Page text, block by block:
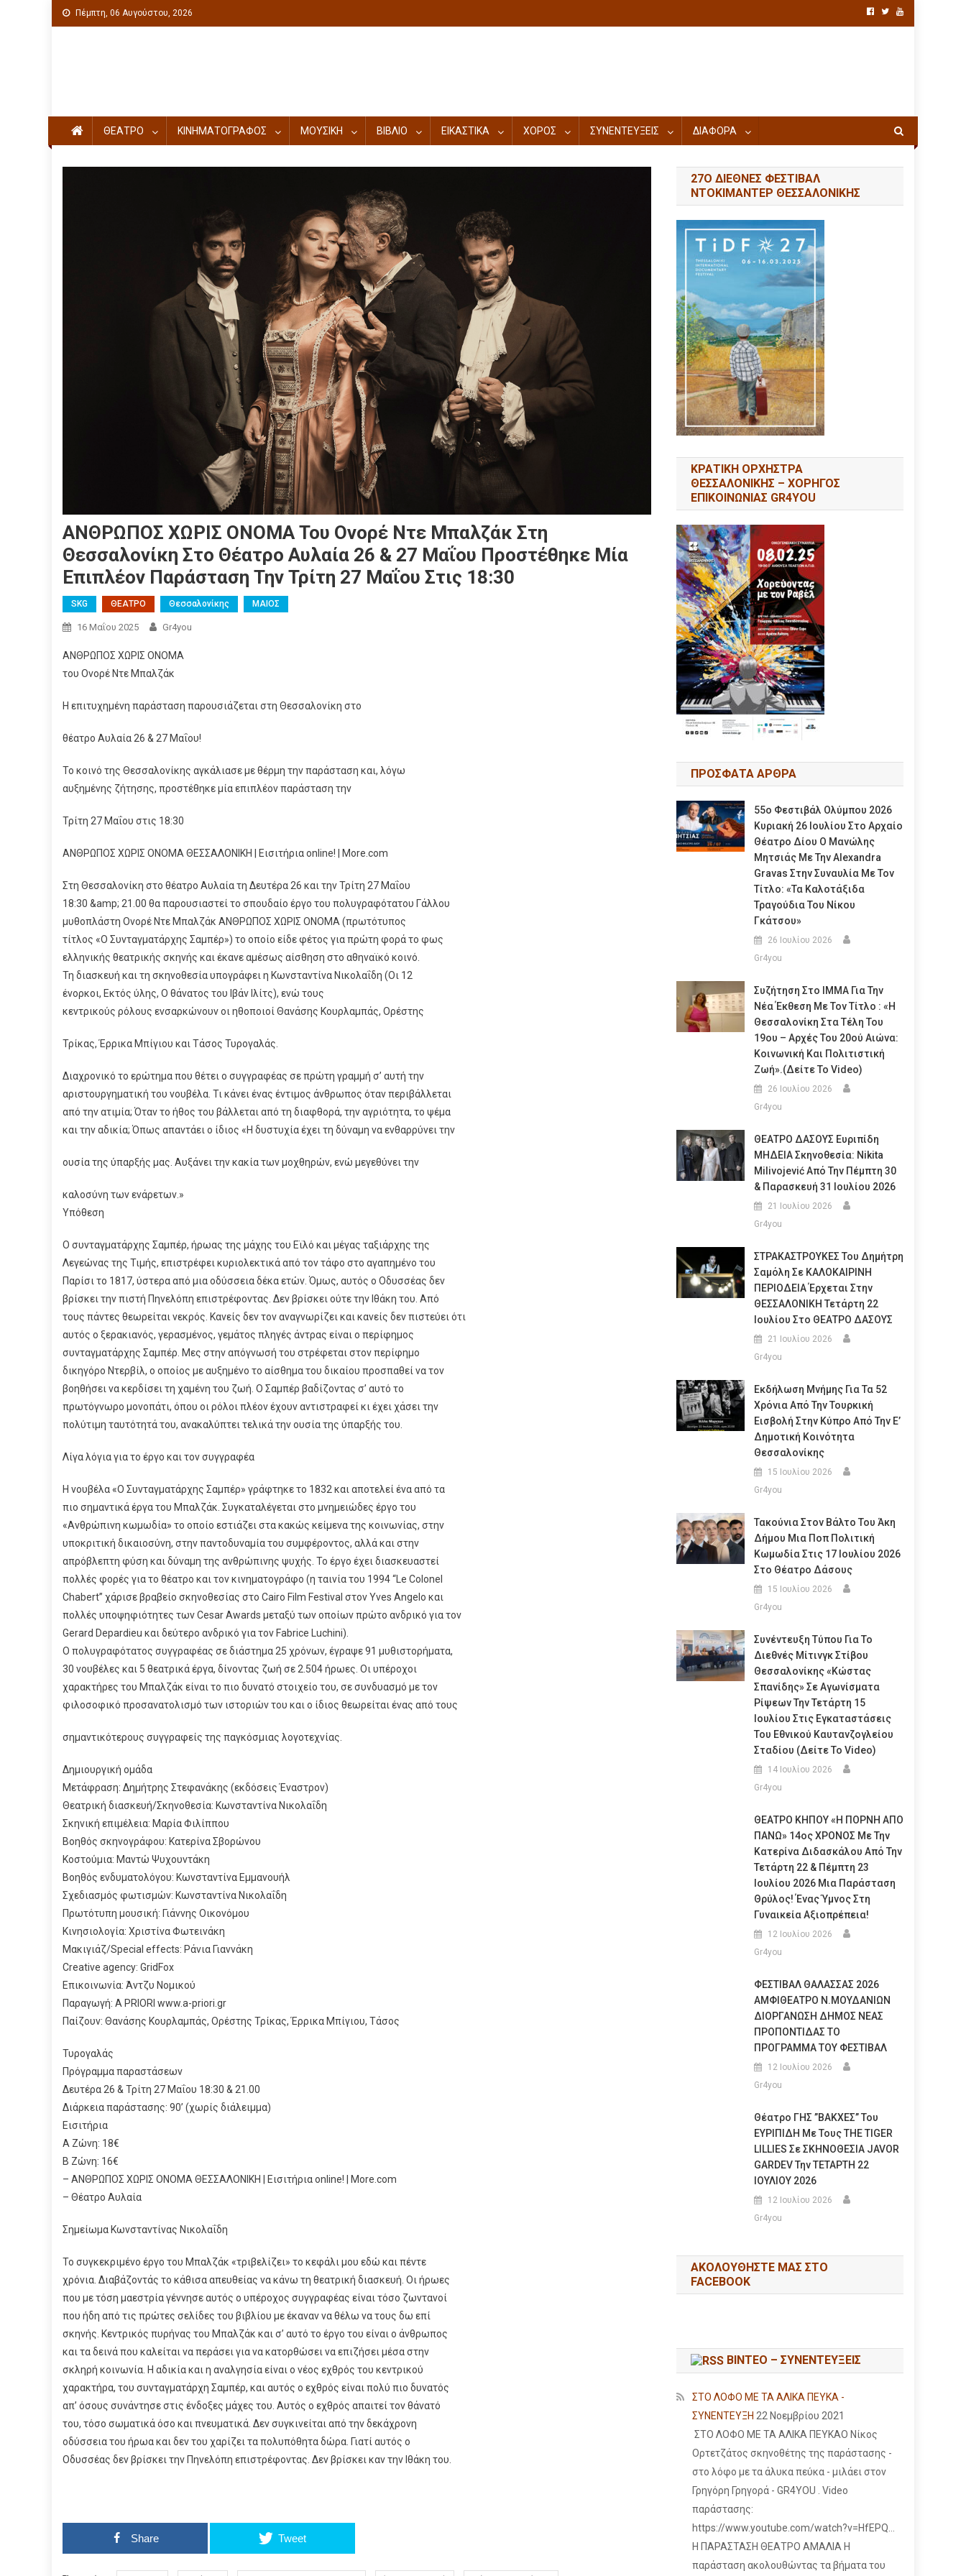
Πέμπτη, 06 Αυγούστου, 2026
ΘΕΑΤΡΟ ΚΙΝΗΜΑΤΟΓΡΑΦΟΣ ΜΟΥΣΙΚΗ ΒΙΒΛΙΟ ΕΙΚΑΣΤΙΚΑ ΧΟΡΟΣ ΣΥΝΕΝΤΕΥΞΕΙΣ ΔΙΑΦΟΡΑ
ΑΝΘΡΩΠΟΣ ΧΩΡΙΣ ΟΝΟΜΑ Του Ονορέ Ντε Μπαλζάκ Στη
Θεσσαλονίκη Στο Θέατρο Αυλαία 26 & 27 Μαΐου Προστέθηκε Μία
Επιπλέον Παράσταση Την Τρίτη 27 Μαΐου Στις 18:30
SKG ΘΕΑΤΡΟ Θεσσαλονίκης ΜΑΙΟΣ
16 Μαΐου 2025 Gr4you
ΑΝΘΡΩΠΟΣ ΧΩΡΙΣ ΟΝΟΜΑ
του Ονορέ Ντε Μπαλζάκ
Η επιτυχημένη παράσταση παρουσιάζεται στη Θεσσαλονίκη στο
θέατρο Αυλαία 26 & 27 Μαΐου!
Το κοινό της Θεσσαλονίκης αγκάλιασε με θέρμη την παράσταση και, λόγω
αυξημένης ζήτησης, προστέθηκε μία επιπλέον παράσταση την
Τρίτη 27 Μαΐου στις 18:30
ΑΝΘΡΩΠΟΣ ΧΩΡΙΣ ΟΝΟΜΑ ΘΕΣΣΑΛΟΝΙΚΗ | Εισιτήρια online! | More.com
Στη Θεσσαλονίκη στο θέατρο Αυλαία τη Δευτέρα 26 και την Τρίτη 27 Μαΐου
18:30 &amp; 21.00 θα παρουσιαστεί το σπουδαίο έργο του πολυγραφότατου Γάλλου
μυθοπλάστη Ονορέ Ντε Μπαλζάκ ΑΝΘΡΩΠΟΣ ΧΩΡΙΣ ΟΝΟΜΑ (πρωτότυπος
τίτλος «Ο Συνταγματάρχης Σαμπέρ») το οποίο είδε φέτος για πρώτη φορά το φως
ελληνικής θεατρικής σκηνής και έκανε αμέσως αίσθηση στο αθηναϊκό κοινό.
Τη διασκευή και τη σκηνοθεσία υπογράφει η Κωνσταντίνα Νικολαΐδη (Οι 12
ένορκοι, Εκτός ύλης, Ο θάνατος του Ιβάν Ιλίτς), ενώ τους
κεντρικούς ρόλους ενσαρκώνουν οι ηθοποιοί Θανάσης Κουρλαμπάς, Ορέστης
Τρίκας, Έρρικα Μπίγιου και Τάσος Τυρογαλάς.
Διαχρονικό το ερώτημα που θέτει ο συγγραφέας σε πρώτη γραμμή σ’ αυτή την
αριστουργηματική του νουβέλα. Τι κάνει ένας έντιμος άνθρωπος όταν περιβάλλεται
από την ατιμία; Όταν το ήθος του βάλλεται από τη διαφθορά, την αγριότητα, το ψέμα
και την αδικία; Όπως απαντάει ο ίδιος «Η δυστυχία έχει τη δύναμη να ενθαρρύνει την
ουσία της ύπαρξής μας. Αυξάνει την κακία των μοχθηρών, ενώ μεγεθύνει την
καλοσύνη των ενάρετων.»
Υπόθεση
Ο συνταγματάρχης Σαμπέρ, ήρωας της μάχης του Εϊλό και μέγας ταξιάρχης της
Λεγεώνας της Τιμής, επιστρέφει κυριολεκτικά από τον τάφο στο αγαπημένο του
Παρίσι το 1817, ύστερα από μια οδύσσεια δέκα ετών. Όμως, αυτός ο Οδυσσέας δεν
βρίσκει την πιστή Πηνελόπη επιστρέφοντας. Δεν βρίσκει ούτε την Ιθάκη του. Από
τους πάντες θεωρείται νεκρός. Κανείς δεν τον αναγνωρίζει και κανείς δεν πιστεύει ότι
αυτός ο ξερακιανός, γερασμένος, γεμάτος πληγές άντρας είναι ο περίφημος
συνταγματάρχης Σαμπέρ. Μες στην απόγνωσή του στρέφεται στον περίφημο
δικηγόρο Ντερβίλ, ο οποίος με αυξημένο το αίσθημα του δικαίου προσπαθεί να τον
βοηθήσει να κερδίσει τη χαμένη του ζωή. Ο Σαμπέρ βαδίζοντας σ’ αυτό το
πρωτόγνωρο μονοπάτι, όπου οι ρόλοι πλέον έχουν αντιστραφεί κι έχει χάσει την
πολύτιμη ταυτότητά του, ανακαλύπτει τελικά την ουσία της ύπαρξής του.
Λίγα λόγια για το έργο και τον συγγραφέα
Η νουβέλα «Ο Συνταγματάρχης Σαμπέρ» γράφτηκε το 1832 και αποτελεί ένα από τα
πιο σημαντικά έργα του Μπαλζάκ. Συγκαταλέγεται στο μνημειώδες έργο του
«Ανθρώπινη κωμωδία» το οποίο εστιάζει στα κακώς κείμενα της κοινωνίας, στην
υποκριτική δικαιοσύνη, στην παντοδυναμία του συμφέροντος, αλλά και στην
απρόβλεπτη φύση και δύναμη της ανθρώπινης ψυχής. Το έργο έχει διασκευαστεί
πολλές φορές για το θέατρο και τον κινηματογράφο (η ταινία του 1994 “Le Colonel
Chabert” χάρισε βραβείο σκηνοθεσίας στο Cairo Film Festival στον Yves Angelo και
πολλές υποψηφιότητες των Cesar Awards μεταξύ των οποίων πρώτο ανδρικό για τον
Gerard Depardieu και δεύτερο ανδρικό για τον Fabrice Luchini).
Ο πολυγραφότατος συγγραφέας σε διάστημα 25 χρόνων, έγραψε 91 μυθιστορήματα,
30 νουβέλες και 5 θεατρικά έργα, δίνοντας ζωή σε 2.504 ήρωες. Οι υπέροχοι
χαρακτήρες του Μπαλζάκ είναι το πιο δυνατό στοιχείο του, σε συνδυασμό με τον
φιλοσοφικό προσανατολισμό των ιστοριών του και ο ίδιος θεωρείται ένας από τους
σημαντικότερους συγγραφείς της παγκόσμιας λογοτεχνίας.
Δημιουργική ομάδα
Μετάφραση: Δημήτρης Στεφανάκης (εκδόσεις Έναστρον)
Θεατρική διασκευή/Σκηνοθεσία: Κωνσταντίνα Νικολαΐδη
Σκηνική επιμέλεια: Μαρία Φιλίππου
Βοηθός σκηνογράφου: Κατερίνα Σβορώνου
Κοστούμια: Μαντώ Ψυχουντάκη
Βοηθός ενδυματολόγου: Κωνσταντίνα Εμμανουήλ
Σχεδιασμός φωτισμών: Κωνσταντίνα Νικολαΐδη
Πρωτότυπη μουσική: Γιάννης Οικονόμου
Κινησιολογία: Χριστίνα Φωτεινάκη
Μακιγιάζ/Special effects: Ράνια Γιαννάκη
Creative agency: GridFox
Επικοινωνία: Άντζυ Νομικού
Παραγωγή: A PRIORI www.a-priori.gr
Παίζουν: Θανάσης Κουρλαμπάς, Ορέστης Τρίκας, Έρρικα Μπίγιου, Τάσος
Τυρογαλάς
Πρόγραμμα παραστάσεων
Δευτέρα 26 & Τρίτη 27 Μαΐου 18:30 & 21.00
Διάρκεια παράστασης: 90’ (χωρίς διάλειμμα)
Εισιτήρια
Α Ζώνη: 18€
Β Ζώνη: 16€
– ΑΝΘΡΩΠΟΣ ΧΩΡΙΣ ΟΝΟΜΑ ΘΕΣΣΑΛΟΝΙΚΗ | Εισιτήρια online! | More.com
– Θέατρο Αυλαία
Σημείωμα Κωνσταντίνας Νικολαΐδη
Το συγκεκριμένο έργο του Μπαλζάκ «τριβελίζει» το κεφάλι μου εδώ και πέντε
χρόνια. Διαβάζοντάς το κάθισα απευθείας να κάνω τη θεατρική διασκευή. Οι ήρωες
που με τόση μαεστρία γέννησε αυτός ο υπέροχος συγγραφέας είναι τόσο ζωντανοί
που ήδη από τις πρώτες σελίδες του βιβλίου με έκαναν να θέλω να τους δω επί
σκηνής. Κεντρικός πυρήνας του Μπαλζάκ και σ’ αυτό το έργο του είναι ο άνθρωπος
και τα δεινά που καλείται να περάσει για να κατορθώσει να επιζήσει μέσα στην
σκληρή κοινωνία. Η αδικία και η αναλγησία είναι ο νέος εχθρός του κεντρικού
χαρακτήρα, του συνταγματάρχη Σαμπέρ, και αυτός ο εχθρός είναι πολύ πιο δυνατός
απ’ όσους συνάντησε στις ένδοξες μάχες του. Αυτός ο εχθρός απαιτεί τον θάνατό
του, τόσο σωματικά όσο και πνευματικά. Δεν συγκινείται από την δεκάχρονη
οδύσσεια του ήρωα και δεν του χαρίζει τα πολυπόθητα δώρα. Γιατί αυτός ο
Οδυσσέας δεν βρίσκει την Πηνελόπη επιστρέφοντας. Δεν βρίσκει καν την Ιθάκη του.
Share Tweet
27Ο ΔΙΕΘΝΕΣ ΦΕΣΤΙΒΑΛ
ΝΤΟΚΙΜΑΝΤΕΡ ΘΕΣΣΑΛΟΝΙΚΗΣ
ΚΡΑΤΙΚΗ ΟΡΧΗΣΤΡΑ
ΘΕΣΣΑΛΟΝΙΚΗΣ – ΧΟΡΗΓΟΣ
ΕΠΙΚΟΙΝΩΝΙΑΣ GR4YOU
ΠΡΟΣΦΑΤΑ ΑΡΘΡΑ
55ο Φεστιβάλ Ολύμπου 2026
Κυριακή 26 Ιουλίου Στο Αρχαίο
Θέατρο Δίου Ο Μανώλης
Μητσιάς Με Την Alexandra
Gravas Στην Συναυλία Με Τον
Τίτλο: «τα Καλοτάξιδα
Τραγούδια Του Νίκου
Γκάτσου»
26 Ιουλίου 2026
Gr4you
Συζήτηση Στο ΙΜΜΑ Για Την
Νέα Έκθεση Με Τον Τίτλο : «Η
Θεσσαλονίκη Στα Τέλη Του
19ου – Αρχές Του 20ού Αιώνα:
Κοινωνική Και Πολιτιστική
Ζωή».(Δείτε Το Video)
26 Ιουλίου 2026
Gr4you
ΘΕΑΤΡΟ ΔΑΣΟΥΣ Ευριπίδη
ΜΗΔΕΙΑ Σκηνοθεσία: Nikita
Milivojević Από Την Πέμπτη 30
& Παρασκευή 31 Ιουλίου 2026
21 Ιουλίου 2026
Gr4you
ΣΤΡΑΚΑΣΤΡΟΥΚΕΣ Του Δημήτρη
Σαμόλη Σε ΚΑΛΟΚΑΙΡΙΝΗ
ΠΕΡΙΟΔΕΙΑ Έρχεται Στην
ΘΕΣΣΑΛΟΝΙΚΗ Τετάρτη 22
Ιουλίου Στο ΘΕΑΤΡΟ ΔΑΣΟΥΣ
21 Ιουλίου 2026
Gr4you
Εκδήλωση Μνήμης Για Τα 52
Χρόνια Από Την Τουρκική
Εισβολή Στην Κύπρο Από Την Ε’
Δημοτική Κοινότητα
Θεσσαλονίκης
15 Ιουλίου 2026
Gr4you
Τακούνια Στον Βάλτο Του Άκη
Δήμου Μια Ποπ Πολιτική
Κωμωδία Στις 17 Ιουλίου 2026
Στο Θέατρο Δάσους
15 Ιουλίου 2026
Gr4you
Συνέντευξη Τύπου Για Το
Διεθνές Μίτινγκ Στίβου
Θεσσαλονίκης «Κώστας
Σπανίδης» Σε Αγωνίσματα
Ρίψεων Την Τετάρτη 15
Ιουλίου Στις Εγκαταστάσεις
Του Εθνικού Καυτανζογλείου
Σταδίου (Δείτε Το Video)
14 Ιουλίου 2026
Gr4you
ΘΕΑΤΡΟ ΚΗΠΟΥ «Η ΠΟΡΝΗ ΑΠΟ
ΠΑΝΩ» 14ος ΧΡΟΝΟΣ Με Την
Κατερίνα Διδασκάλου Από Την
Τετάρτη 22 & Πέμπτη 23
Ιουλίου 2026 Μια Παράσταση
Θρύλος! Ένας Ύμνος Στη
Γυναικεία Αξιοπρέπεια!
12 Ιουλίου 2026
Gr4you
ΦΕΣΤΙΒΑΛ ΘΑΛΑΣΣΑΣ 2026
ΑΜΦΙΘΕΑΤΡΟ Ν.ΜΟΥΔΑΝΙΩΝ
ΔΙΟΡΓΑΝΩΣΗ ΔΗΜΟΣ ΝΕΑΣ
ΠΡΟΠΟΝΤΙΔΑΣ ΤΟ
ΠΡΟΓΡΑΜΜΑ ΤΟΥ ΦΕΣΤΙΒΑΛ
12 Ιουλίου 2026
Gr4you
Θέατρο ΓΗΣ ”ΒΑΚΧΕΣ” Του
ΕΥΡΙΠΙΔΗ Με Τους THE TIGER
LILLIES Σε ΣΚΗΝΟΘΕΣΙΑ JAVOR
GARDEV Την ΤΕΤΑΡΤΗ 22
ΙΟΥΛΙΟΥ 2026
12 Ιουλίου 2026
Gr4you
ΑΚΟΛΟΥΘΉΣΤΕ ΜΑΣ ΣΤΟ
FACEBOOK
ΒΙΝΤΕΟ – ΣΥΝΕΝΤΕΥΞΕΙΣ
ΣΤΟ ΛΟΦΟ ΜΕ ΤΑ ΑΛΙΚΑ ΠΕΥΚΑ -
ΣΥΝΕΝΤΕΥΞΗ 22 Νοεμβρίου 2021
ΣΤΟ ΛΟΦΟ ΜΕ ΤΑ ΑΛΙΚΑ ΠΕΥΚΑΟ Νίκος
Ορτετζάτος σκηνοθέτης της παράστασης -
στο λόφο με τα άλυκα πεύκα - μιλάει στον
Γρηγόρη Γρηγορά - GR4YOU . Video
παράστασης:
https://www.youtube.com/watch?v=HfEPQ...
Η ΠΑΡΑΣΤΑΣΗ ΘΕΑΤΡΟ ΑΜΑΛΙΑ Η
παράσταση ακολουθώντας τα βήματα του